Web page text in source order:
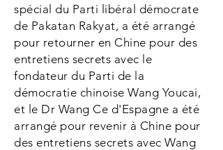
spécial du Parti libéral démocrate
de Pakatan Rakyat, a été arrangé
pour retourner en Chine pour des
entretiens secrets avec le
fondateur du Parti de la
démocratie chinoise Wang Youcai,
et le Dr Wang Ce d'Espagne a été
arrangé pour revenir à Chine pour
des entretiens secrets avec Wang